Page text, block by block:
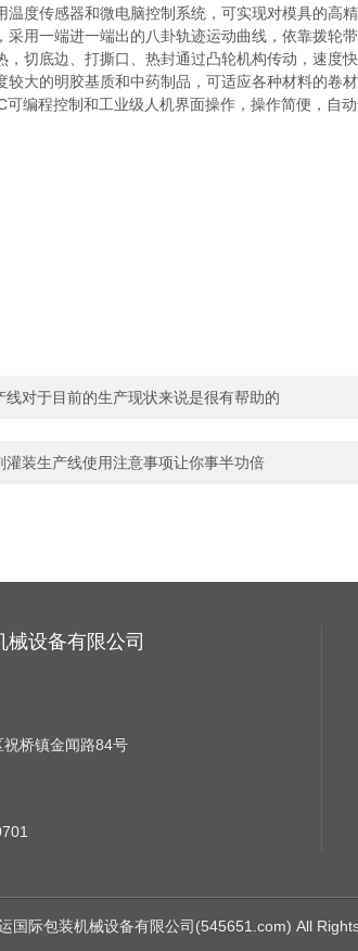
温度传感器和微电脑控制系统，可实现对模具的高
采用一端进一端出的八卦轨迹运动曲线，依靠拨轮
，切底边、打撕口、热封通过凸轮机构传动，速度
较大的明胶基质和中药制品，可适应各种材料的卷
编程控制和工业级人机界面操作，操作简便，自
线对于目前的生产现状来说是很有帮助的
灌装生产线使用注意事项让你事半功倍
设备有限公司
桥镇金闻路84号
国际包装机械设备有限公司(545651.com) All